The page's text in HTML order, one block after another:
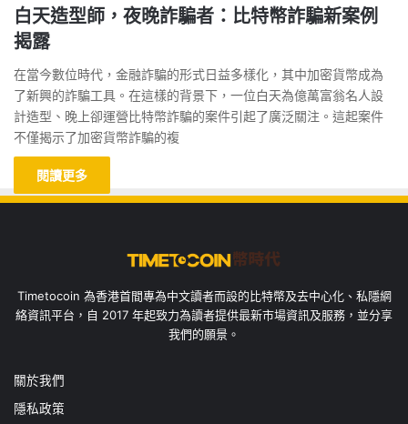
白天造型師，夜晚詐騙者：比特幣詐騙新案例
揭露
在當今數位時代，金融詐騙的形式日益多樣化，其中加密貨幣成為
了新興的詐騙工具。在這樣的背景下，一位白天為億萬富翁名人設
計造型、晚上卻運營比特幣詐騙的案件引起了廣泛關注。這起案件
不僅揭示了加密貨幣詐騙的複
閱讀更多
Timetocoin 為香港首間專為中文讀者而設的比特幣及去中心化、私隱網
絡資訊平台，自 2017 年起致力為讀者提供最新市場資訊及服務，並分享
我們的願景。
關於我們
隱私政策